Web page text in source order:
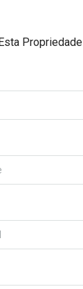
Propriedade